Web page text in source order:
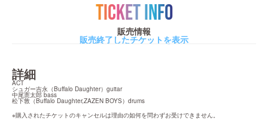
TICKET INFO
販売情報
販売終了したチケットを表示
詳細
ACT
シュガー吉永（Buffalo Daughter）guitar
中尾憲太郎 bass
松下敦（Buffalo Daughter,ZAZEN BOYS）drums
※購入されたチケットのキャンセルは理由の如何を問わずお受けできません。